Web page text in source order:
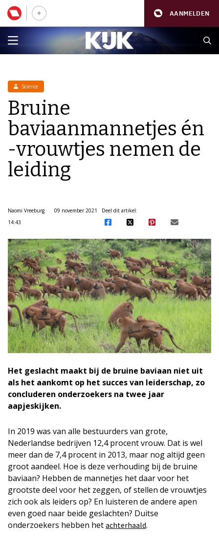
AANMELDEN
Science
Bruine
baviaanmannetjes én
-vrouwtjes nemen de
leiding
Naomi Vreeburg
09 november 2021
14:43
Deel dit artikel:
Het geslacht maakt bij de bruine baviaan niet uit
als het aankomt op het succes van leiderschap, zo
concluderen onderzoekers na twee jaar
aapjeskijken.
In 2019 was van alle bestuurders van grote,
Nederlandse bedrijven 12,4 procent vrouw. Dat is wel
meer dan de 7,4 procent in 2013, maar nog altijd geen
groot aandeel. Hoe is deze verhouding bij de bruine
baviaan? Hebben de mannetjes het daar voor het
grootste deel voor het zeggen, of stellen de vrouwtjes
zich ook als leiders op? En luisteren de andere apen
even goed naar beide geslachten? Duitse
onderzoekers hebben het achterhaald.